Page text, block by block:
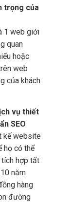
trọng của
1 web giới
quan
hoặc
web
của khách
vụ thiết
SEO
kế website
họ có thể
hợp tất
năm
hàng
đường